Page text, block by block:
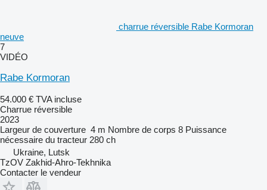
charrue réversible Rabe Kormoran
neuve
7
VIDÉO
Rabe Kormoran
54.000 € TVA incluse
Charrue réversible
2023
Largeur de couverture 4 m Nombre de corps 8 Puissance
nécessaire du tracteur 280 ch
Ukraine, Lutsk
TzOV Zakhid-Ahro-Tekhnika
Contacter le vendeur